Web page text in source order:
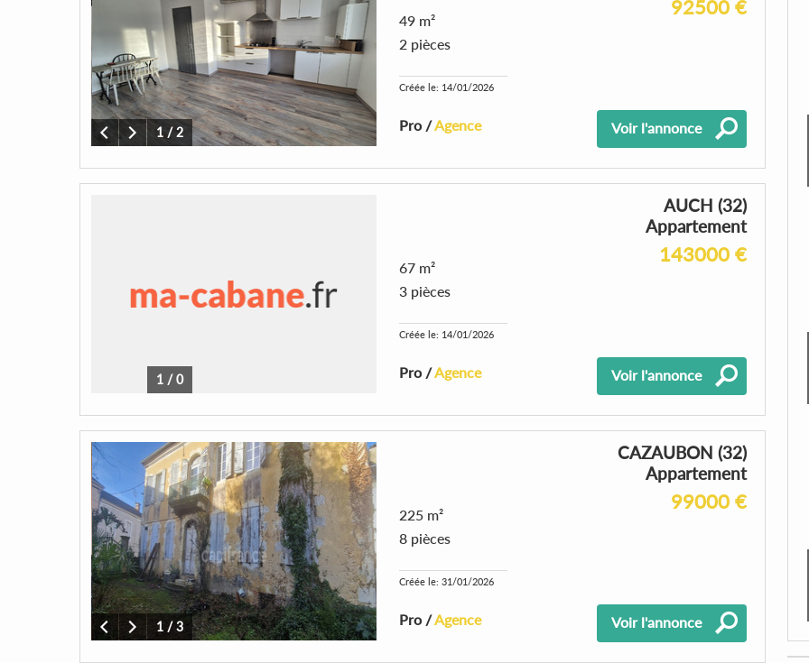
1 /2
92500 €
49 m²
2 pièces
Créée le: 14/01/2026
Pro /Agence Voir l'annonce
1 /0
AUCH (32)
Appartement
143000 €
67 m²
3 pièces
Créée le: 14/01/2026
Pro /Agence Voir l'annonce
1 /3
CAZAUBON (32)
Appartement
99000 €
225 m²
8 pièces
Créée le: 31/01/2026
Pro /Agence Voir l'annonce